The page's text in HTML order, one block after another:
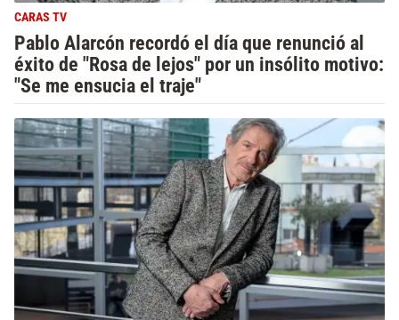
CARAS TV
Pablo Alarcón recordó el día que renunció al
éxito de "Rosa de lejos" por un insólito motivo:
"Se me ensucia el traje"